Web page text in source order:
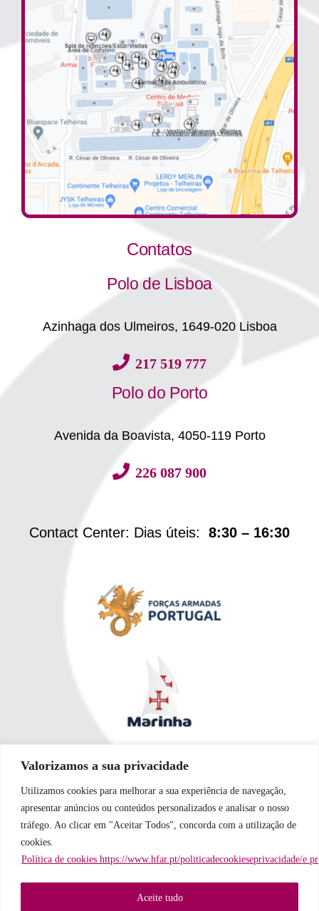
Valorizamos a sua privacidade
Utilizamos cookies para melhorar a sua experiência de navegação,
apresentar anúncios ou conteúdos personalizados e analisar o nosso
tráfego. Ao clicar em "Aceitar Todos", concorda com a utilização de
cookies.
Política de cookies https://www.hfar.pt/politicadecookieseprivacidade/e
Aceite tudo
Contatos
Polo de Lisboa
Azinhaga dos Ulmeiros, 1649-020 Lisboa
217 519 777
Polo do Porto
Avenida da Boavista, 4050-119 Porto
226 087 900
Contact Center: Dias úteis: 8:30 – 16:30